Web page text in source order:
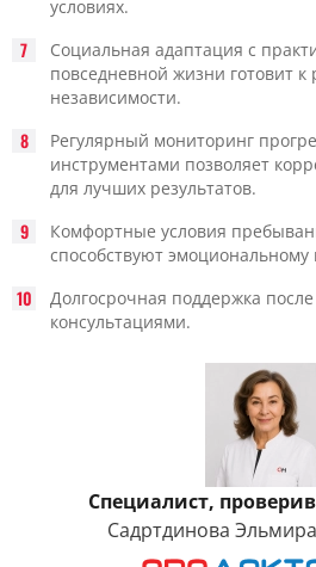
условиях.
Социальная адаптация с
повседневной жизни готовит к
независимости.
Регулярный мониторинг
инструментами позволяет
для лучших результатов.
Комфортные условия
способствуют эмоциональному
Долгосрочная поддержка
консультациями.
Специалист,
Садртдинова